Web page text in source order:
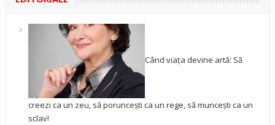
Când viața devine artă: Să
creezi ca un zeu, să poruncești ca un rege, să muncești ca un
sclav!